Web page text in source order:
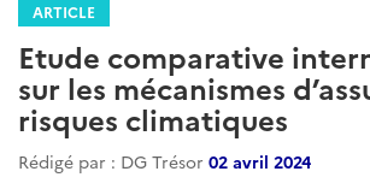
ARTICLE
Etude comparative
sur les mécanismes
risques climatiques
Rédigé par : DG Trésor 02 avril 2024